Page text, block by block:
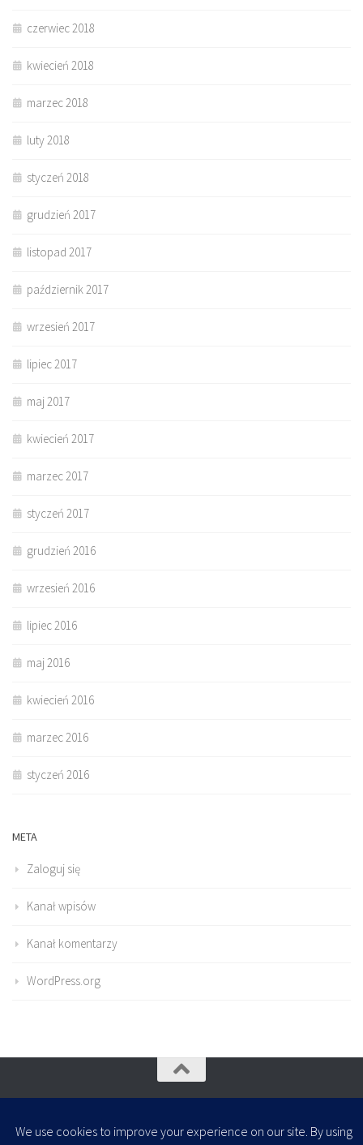
czerwiec 2018
kwiecień 2018
marzec 2018
luty 2018
styczeń 2018
grudzień 2017
listopad 2017
październik 2017
wrzesień 2017
lipiec 2017
maj 2017
kwiecień 2017
marzec 2017
styczeń 2017
grudzień 2016
wrzesień 2016
lipiec 2016
maj 2016
kwiecień 2016
marzec 2016
styczeń 2016
META
Zaloguj się
Kanał wpisów
Kanał komentarzy
WordPress.org